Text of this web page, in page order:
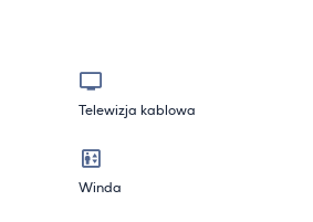
Telewizja kablowa
Winda